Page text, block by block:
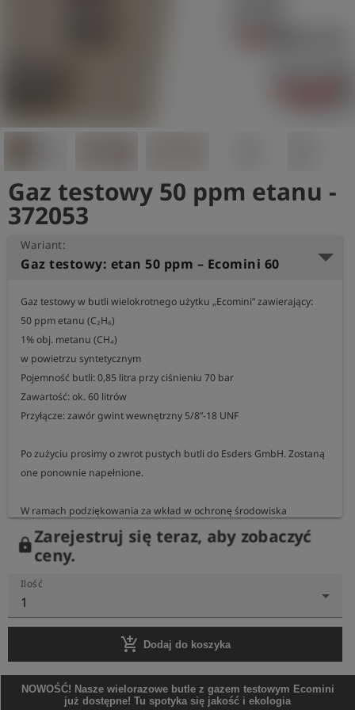
Gaz testowy 50 ppm etanu -
372053
Wariant:
Gaz testowy: etan 50 ppm – Ecomini 60
Gaz testowy w butli wielokrotnego użytku „Ecomini” zawierający:
50 ppm etanu (C₂H₆)
1% obj. metanu (CH₄)
w powietrzu syntetycznym
Pojemność butli: 0,85 litra przy ciśnieniu 70 bar
Zawartość: ok. 60 litrów
Przyłącze: zawór gwint wewnętrzny 5/8”-18 UNF
Po zużyciu prosimy o zwrot pustych butli do Esders GmbH. Zostaną
one ponownie napełnione.
W ramach podziękowania za wkład w ochronę środowiska
otrzymają Państwo bezpłatny pakiet 100 pomiarów Esders Connect.
lockZarejestruj się teraz, aby zobaczyć
ceny.
Ilość
1
add_shopping_cart Dodaj do koszyka
NOWOŚĆ! Nasze wielorazowe butle z gazem testowym Ecomini
już dostępne! Tu spotyka się jakość i ekologia